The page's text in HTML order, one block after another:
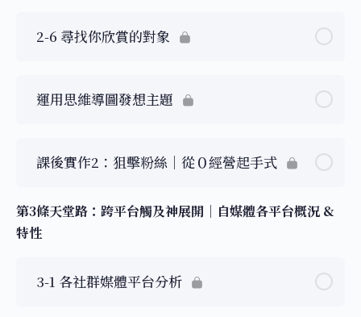
2-6 尋找你欣賞的對象
運用思維導圖發想主題
課後實作2：狙擊粉絲｜從０經營起手式
第3條天堂路：跨平台觸及神展開｜自媒體各平台概況 &
特性
3-1 各社群媒體平台分析